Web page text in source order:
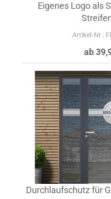
Eigenes Logo als
Artikel‑Nr.:
ab
Durchlaufschutz für